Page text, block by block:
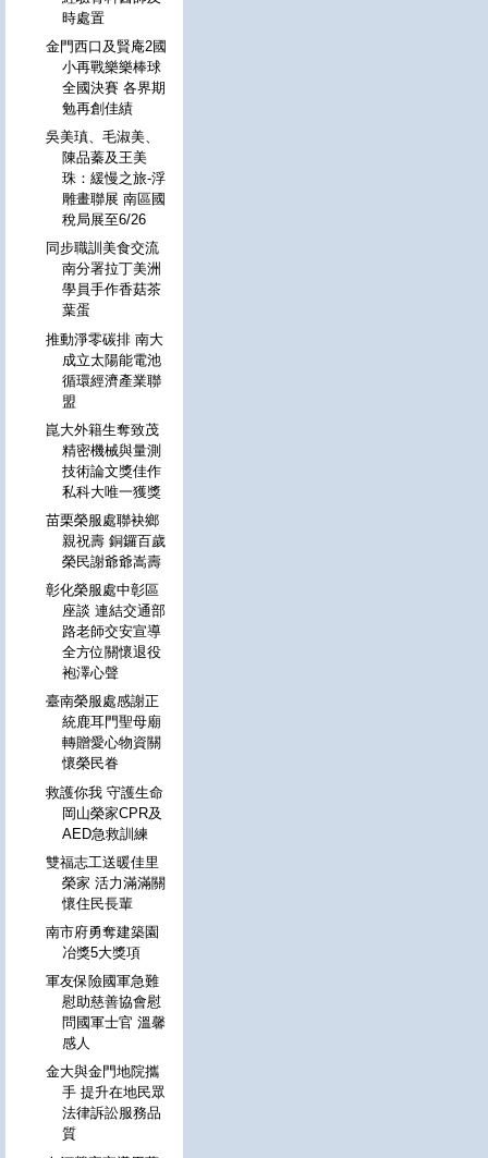
時處置
金門西口及賢庵2國
小再戰樂樂棒球
全國決賽 各界期
勉再創佳績
吳美瑱、毛淑美、
陳品蓁及王美
珠：緩慢之旅-浮
雕畫聯展 南區國
稅局展至6/26
同步職訓美食交流
南分署拉丁美洲
學員手作香菇茶
葉蛋
推動淨零碳排 南大
成立太陽能電池
循環經濟產業聯
盟
崑大外籍生奪致茂
精密機械與量測
技術論文獎佳作
私科大唯一獲獎
苗栗榮服處聯袂鄉
親祝壽 銅鑼百歲
榮民謝爺爺嵩壽
彰化榮服處中彰區
座談 連結交通部
路老師交安宣導
全方位關懷退役
袍澤心聲
臺南榮服處感謝正
統鹿耳門聖母廟
轉贈愛心物資關
懷榮民眷
救護你我 守護生命
岡山榮家CPR及
AED急救訓練
雙福志工送暖佳里
榮家 活力滿滿關
懷住民長輩
南市府勇奪建築園
冶獎5大獎項
軍友保險國軍急難
慰助慈善協會慰
問國軍士官 溫馨
感人
金大與金門地院攜
手 提升在地民眾
法律訴訟服務品
質